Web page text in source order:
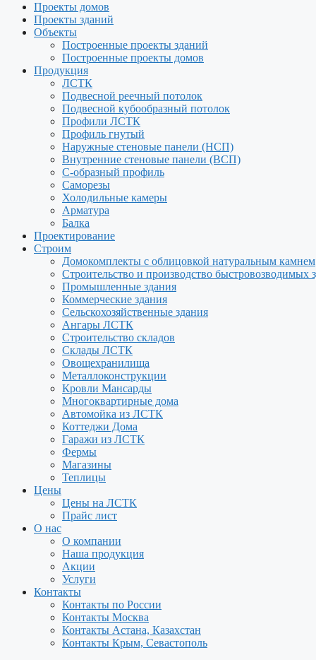
Проекты домов
Проекты зданий
Объекты
Построенные проекты зданий
Построенные проекты домов
Продукция
ЛСТК
Подвесной реечный потолок
Подвесной кубообразный потолок
Профили ЛСТК
Профиль гнутый
Наружные стеновые панели (НСП)
Внутренние стеновые панели (ВСП)
С-образный профиль
Саморезы
Холодильные камеры
Арматура
Балка
Проектирование
Строим
Домокомплекты с облицовкой натуральным камнем
Строительство и производство быстровозводимых
Промышленные здания
Коммерческие здания
Сельскохозяйственные здания
Ангары ЛСТК
Строительство складов
Склады ЛСТК
Овощехранилища
Металлоконструкции
Кровли Мансарды
Многоквартирные дома
Автомойка из ЛСТК
Коттеджи Дома
Гаражи из ЛСТК
Фермы
Магазины
Теплицы
Цены
Цены на ЛСТК
Прайс лист
О нас
О компании
Наша продукция
Акции
Услуги
Контакты
Контакты по России
Контакты Москва
Контакты Астана, Казахстан
Контакты Крым, Севастополь